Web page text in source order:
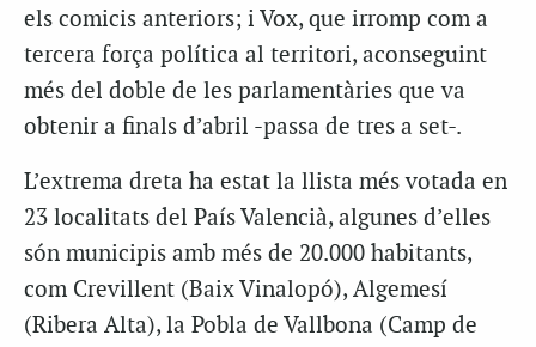
els comicis anteriors; i Vox, que irromp com a
tercera força política al territori, aconseguint
més del doble de les parlamentàries que va
obtenir a finals d’abril -passa de tres a set-.
L’extrema dreta ha estat la llista més votada en
23 localitats del País Valencià, algunes d’elles
són municipis amb més de 20.000 habitants,
com Crevillent (Baix Vinalopó), Algemesí
(Ribera Alta), la Pobla de Vallbona (Camp de